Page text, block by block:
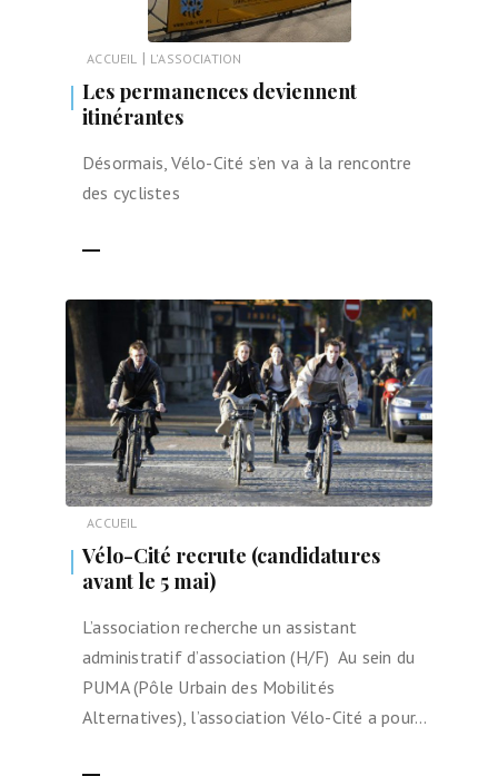
ACCUEIL | L'ASSOCIATION
Les permanences deviennent
itinérantes
Désormais, Vélo-Cité s’en va à la rencontre
des cyclistes
ACCUEIL
Vélo-Cité recrute (candidatures
avant le 5 mai)
L’association recherche un assistant
administratif d’association (H/F) Au sein du
PUMA (Pôle Urbain des Mobilités
Alternatives), l’association Vélo-Cité a pour…